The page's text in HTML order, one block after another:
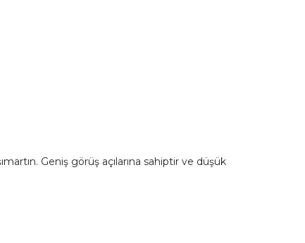
Geniş görüş açılarına sahiptir ve düşük